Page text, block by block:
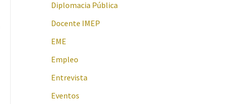
Diplomacia Pública
Docente IMEP
EME
Empleo
Entrevista
Eventos